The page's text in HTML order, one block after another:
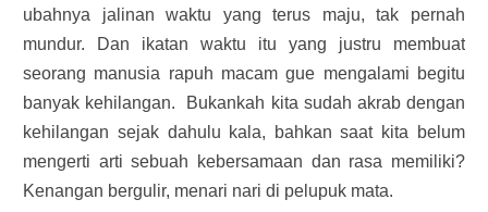
ubahnya jalinan waktu yang terus maju, tak pernah
mundur. Dan ikatan waktu itu yang justru membuat
seorang manusia rapuh macam gue mengalami begitu
banyak kehilangan. Bukankah kita sudah akrab dengan
kehilangan sejak dahulu kala, bahkan saat kita belum
mengerti arti sebuah kebersamaan dan rasa memiliki?
Kenangan bergulir, menari nari di pelupuk mata.